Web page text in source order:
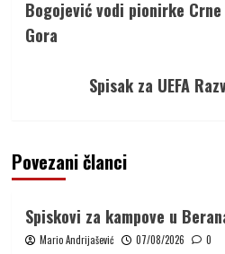
Bogojević vodi pionirke
Gora
Spisak za UEFA
Povezani članci
Spiskovi za kampove u
Mario Andrijašević 07/08/2026 0